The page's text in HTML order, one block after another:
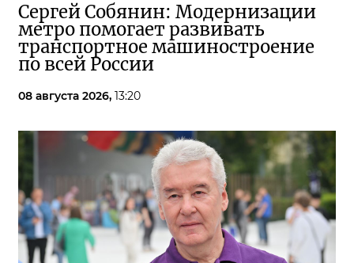
Сергей Собянин: Модернизации
метро помогает развивать
транспортное машиностроение
по всей России
08 августа 2026, 13:20